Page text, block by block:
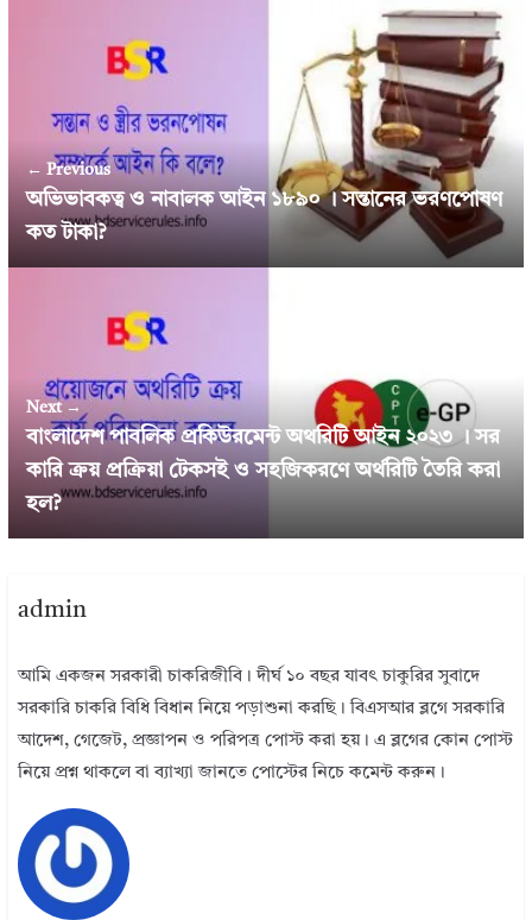
← Previous
অভিভাবকত্ব ও নাবালক আইন ১৮৯০ । সন্তানের ভরণপোষণ
কত টাকা?
Next →
বাংলাদেশ পাবলিক প্রকিউরমেন্ট অথরিটি আইন ২০২৩ । সর
কারি ক্রয় প্রক্রিয়া টেকসই ও সহজিকরণে অর্থরিটি তৈরি করা
হল?
admin
আমি একজন সরকারী চাকরিজীবি। দীর্ঘ ১০ বছর যাবৎ চাকুরির সুবাদে
সরকারি চাকরি বিধি বিধান নিয়ে পড়াশুনা করছি। বিএসআর ব্লগে সরকারি
আদেশ, গেজেট, প্রজ্ঞাপন ও পরিপত্র পোস্ট করা হয়। এ ব্লগের কোন পোস্ট
নিয়ে প্রশ্ন থাকলে বা ব্যাখ্যা জানতে পোস্টের নিচে কমেন্ট করুন।